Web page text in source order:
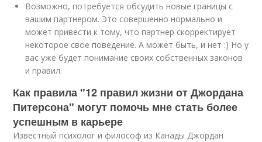
Возможно, потребуется обсудить новые границы с
вашим партнером. Это совершенно нормально и
может привести к тому, что партнер скорректирует
некоторое свое поведение. А может быть, и нет :) Но у
вас уже будет понимание своих собственных законов
и правил.
Как правила "12 правил жизни от Джордана
Питерсона" могут помочь мне стать более
успешным в карьере
Известный психолог и философ из Канады Джордан